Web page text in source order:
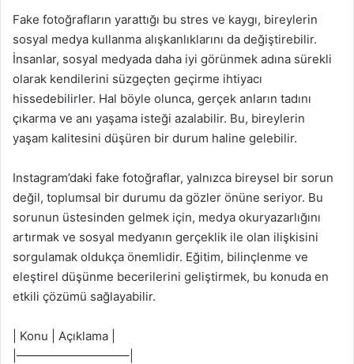
Fake fotoğrafların yarattığı bu stres ve kaygı, bireylerin
sosyal medya kullanma alışkanlıklarını da değiştirebilir.
İnsanlar, sosyal medyada daha iyi görünmek adına sürekli
olarak kendilerini süzgeçten geçirme ihtiyacı
hissedebilirler. Hal böyle olunca, gerçek anların tadını
çıkarma ve anı yaşama isteği azalabilir. Bu, bireylerin
yaşam kalitesini düşüren bir durum haline gelebilir.
Instagram’daki fake fotoğraflar, yalnızca bireysel bir sorun
değil, toplumsal bir durumu da gözler önüne seriyor. Bu
sorunun üstesinden gelmek için, medya okuryazarlığını
artırmak ve sosyal medyanın gerçeklik ile olan ilişkisini
sorgulamak oldukça önemlidir. Eğitim, bilinçlenme ve
eleştirel düşünme becerilerini geliştirmek, bu konuda en
etkili çözümü sağlayabilir.
| Konu | Açıklama |
|—————————–|